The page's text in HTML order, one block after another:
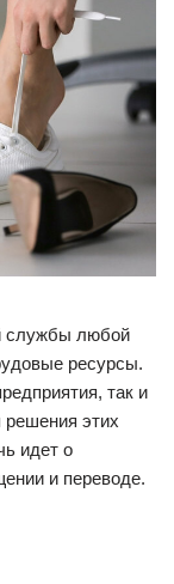
службы любой
ресурсы.
так и
решения этих
идет о
и переводе.